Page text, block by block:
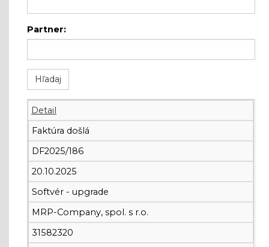
Partner:
Detail
Faktúra došlá
DF2025/186
20.10.2025
Softvér - upgrade
MRP-Company, spol. s r.o.
31582320